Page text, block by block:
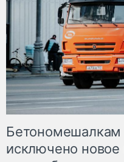
исключено новое